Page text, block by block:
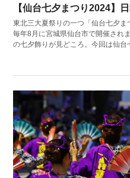
【仙台七夕まつり2024】
東北三大夏祭りの一つ「仙台七夕ま
毎年8月に宮城県仙台市で開催され
の七夕飾りが見どころ。今回は仙